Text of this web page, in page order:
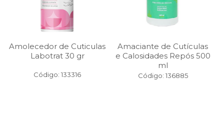
Amolecedor de Cuticulas
Labotrat 30 gr
Código: 133316
Amaciante de Cutículas
e Calosidades Repós 500
ml
Código: 136885